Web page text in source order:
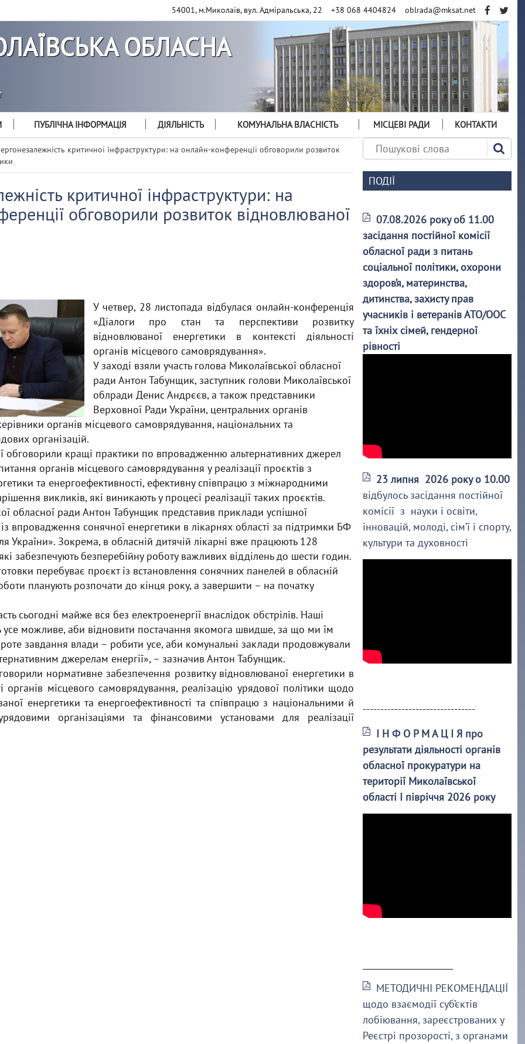
54001, м.Миколаїв, вул. Адміральська, 22 +38 068 4404824 oblrada@mksat.net
ОБЛАСНА
ПУБЛІЧНА ІНФОРМАЦІЯ ДІЯЛЬНІСТЬ КОМУНАЛЬНА ВЛАСНІСТЬ МІСЦЕВІ РАДИ КОНТАКТИ
критичної інфраструктури: на онлайн-конференції обговорили розвиток
критичної інфраструктури: на
обговорили розвиток відновлюваної
У четвер, 28 листопада відбулася онлайн-конференція
«Діалоги про стан та перспективи розвитку
відновлюваної енергетики в контексті діяльності
органів місцевого самоврядування».
У заході взяли участь голова Миколаївської обласної
ради Антон Табунщик, заступник голови Миколаївської
облради Денис Андрєєв, а також представники
Верховної Ради України, центральних органів
органів місцевого самоврядування, національних та
організацій.
обговорили кращі практики по впровадженню альтернативних джерел
органів місцевого самоврядування у реалізації проєктів з
та енергоефективності, ефективну співпрацю з міжнародними
викликів, які виникають у процесі реалізації таких проєктів.
обласної ради Антон Табунщик представив приклади успішної
із впровадження сонячної енергетики в лікарнях області за підтримки БФ
України». Зокрема, в обласній дитячій лікарні вже працюють 128
забезпечують безперебійну роботу важливих відділень до шести годин.
перебуває проєкт із встановлення сонячних панелей в обласній
планують розпочати до кінця року, а завершити – на початку
сьогодні майже вся без електроенергії внаслідок обстрілів. Наші
усе можливе, аби відновити постачання якомога швидше, за що ми їм
завдання влади – робити усе, аби комунальні заклади продовжували
джерелам енергії», – зазначив Антон Табунщик.
нормативне забезпечення розвитку відновлюваної енергетики в
органів місцевого самоврядування, реалізацію урядової політики щодо
енергетики та енергоефективності та співпрацю з національними й
організаціями та фінансовими установами для реалізації
ПОДІЇ
07.08.2026 року об 11.00
засідання постійної комісії
обласної ради з питань
соціальної політики, охорони
здоров’я, материнства,
дитинства, захисту прав
учасників і ветеранів АТО/ООС
та їхніх сімей, гендерної
рівності
23 липня 2026 року о 10.00
відбулось засідання постійної
комісії з науки і освіти,
інновацій, молоді, сім’ї і спорту,
культури та духовності
--------------------------------
І Н Ф О Р М А Ц І Я про
результати діяльності органів
обласної прокуратури на
території Миколаївської
області І півріччя 2026 року
МЕТОДИЧНІ РЕКОМЕНДАЦІЇ
щодо взаємодії суб’єктів
лобіювання, зареєстрованих у
Реєстрі прозорості, з органами